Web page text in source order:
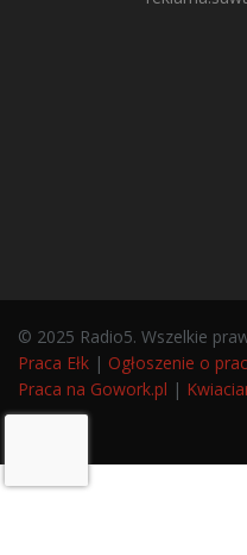
© 2025 Radio5. Wszelkie
Praca Ełk | Ogłoszenie o
Praca na Gowork.pl |